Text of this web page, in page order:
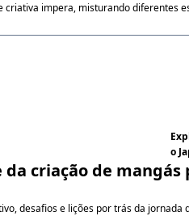
criativa impera, misturando diferentes
o
criação de mangás
desafios e lições por trás da jornada